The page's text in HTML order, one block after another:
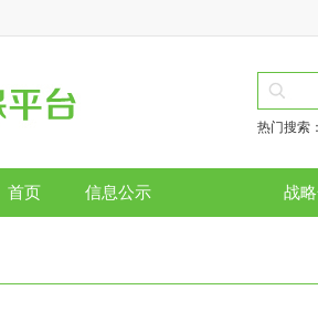
热门搜索：
首页 信息公示 战